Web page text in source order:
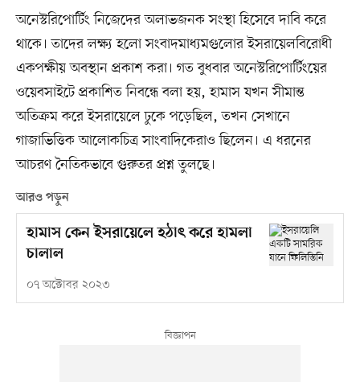
অনেস্টরিপোর্টিং নিজেদের অলাভজনক সংস্থা হিসেবে দাবি করে
থাকে। তাদের লক্ষ্য হলো সংবাদমাধ্যমগুলোর ইসরায়েলবিরোধী
একপক্ষীয় অবস্থান প্রকাশ করা। গত বুধবার অনেস্টরিপোর্টিংয়ের
ওয়েবসাইটে প্রকাশিত নিবন্ধে বলা হয়, হামাস যখন সীমান্ত
অতিক্রম করে ইসরায়েলে ঢুকে পড়েছিল, তখন সেখানে
গাজাভিত্তিক আলোকচিত্র সাংবাদিকেরাও ছিলেন। এ ধরনের
আচরণ নৈতিকভাবে গুরুতর প্রশ্ন তুলছে।
আরও পড়ুন
হামাস কেন ইসরায়েলে হঠাৎ করে হামলা
চালাল
০৭ অক্টোবর ২০২৩